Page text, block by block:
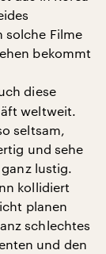
solche Filme
bekommt
diese
weltweit.
seltsam,
und sehe
lustig.
kollidiert
planen
schlechtes
und den